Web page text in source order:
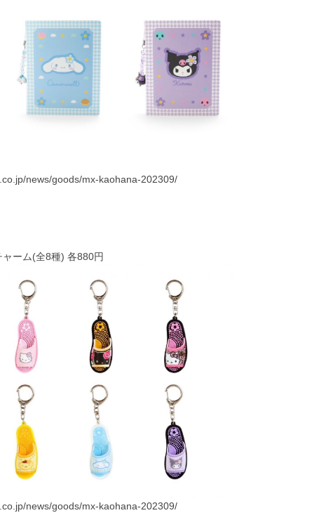
news/goods/mx-kaohana-202309/
ーム(全8種) 各880円
news/goods/mx-kaohana-202309/